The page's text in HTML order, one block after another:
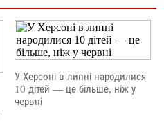
У Херсоні в липні народилися
10 дітей — це більше, ніж у
червні